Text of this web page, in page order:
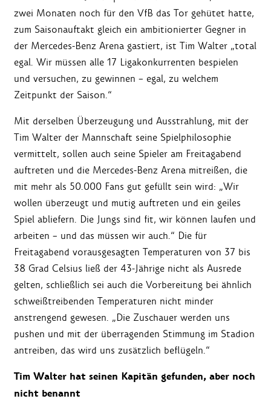
zwei Monaten noch für den VfB das Tor gehütet hatte,
zum Saisonauftakt gleich ein ambitionierter Gegner in
der Mercedes-Benz Arena gastiert, ist Tim Walter „total
egal. Wir müssen alle 17 Ligakonkurrenten bespielen
und versuchen, zu gewinnen – egal, zu welchem
Zeitpunkt der Saison.“
Mit derselben Überzeugung und Ausstrahlung, mit der
Tim Walter der Mannschaft seine Spielphilosophie
vermittelt, sollen auch seine Spieler am Freitagabend
auftreten und die Mercedes-Benz Arena mitreißen, die
mit mehr als 50.000 Fans gut gefüllt sein wird: „Wir
wollen überzeugt und mutig auftreten und ein geiles
Spiel abliefern. Die Jungs sind fit, wir können laufen und
arbeiten – und das müssen wir auch.“ Die für
Freitagabend vorausgesagten Temperaturen von 37 bis
38 Grad Celsius ließ der 43-Jährige nicht als Ausrede
gelten, schließlich sei auch die Vorbereitung bei ähnlich
schweißtreibenden Temperaturen nicht minder
anstrengend gewesen. „Die Zuschauer werden uns
pushen und mit der überragenden Stimmung im Stadion
antreiben, das wird uns zusätzlich beflügeln.“
Tim Walter hat seinen Kapitän gefunden, aber noch
nicht benannt